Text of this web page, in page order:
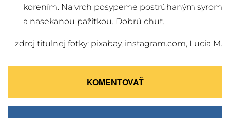
korením. Na vrch posypeme postrúhaným syrom
a nasekanou pažítkou. Dobrú chuť.
zdroj titulnej fotky: pixabay, instagram.com, Lucia M.
KOMENTOVAŤ